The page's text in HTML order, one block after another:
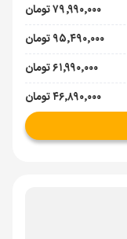
۷۹٬۹۹۰٬۰۰۰ تومان
۹۵٬۴۹۰٬۰۰۰ تومان
۶۱٬۹۹۰٬۰۰۰ تومان
۴۶٬۸۹۰٬۰۰۰ تومان